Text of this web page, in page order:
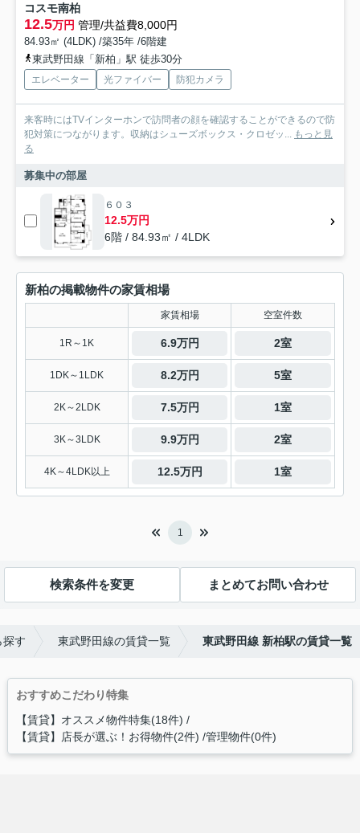
コスモ南柏
12.5万円 管理/共益費8,000円
84.93㎡ (4LDK) /築35年 /6階建
東武野田線「新柏」駅 徒歩30分
エレベーター 光ファイバー 防犯カメラ
来客時にはTVインターホンで訪問者の顔を確認することができるので防
犯対策につながります。収納はシューズボックス・クロゼッ... もっと見
る
募集中の部屋
６０３
12.5万円
6階 / 84.93㎡ / 4LDK
新柏の掲載物件の家賃相場
家賃相場 空室件数
1R～1K 6.9万円 2室
1DK～1LDK 8.2万円 5室
2K～2LDK 7.5万円 1室
3K～3LDK 9.9万円 2室
4K～4LDK以上 12.5万円 1室
1
検索条件を変更 まとめてお問い合わせ
探す 東武野田線の賃貸一覧 東武野田線 新柏駅の賃貸一覧
おすすめこだわり特集
【賃貸】オススメ物件特集(18件)
【賃貸】店長が選ぶ！お得物件(2件) 管理物件(0件)